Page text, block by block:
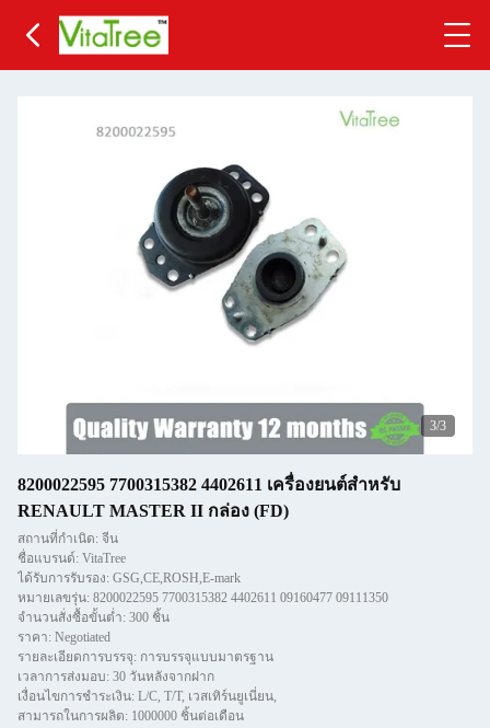
3/3
8200022595 7700315382 4402611 เครื่องยนต์สําหรับ
RENAULT MASTER II กล่อง (FD)
สถานที่กำเนิด: จีน
ชื่อแบรนด์: VitaTree
ได้รับการรับรอง: GSG,CE,ROSH,E-mark
หมายเลขรุ่น: 8200022595 7700315382 4402611 09160477 09111350
จำนวนสั่งซื้อขั้นต่ำ: 300 ชิ้น
ราคา: Negotiated
รายละเอียดการบรรจุ: การบรรจุแบบมาตรฐาน
เวลาการส่งมอบ: 30 วันหลังจากฝาก
เงื่อนไขการชำระเงิน: L/C, T/T, เวสเทิร์นยูเนี่ยน,
สามารถในการผลิต: 1000000 ชิ้นต่อเดือน